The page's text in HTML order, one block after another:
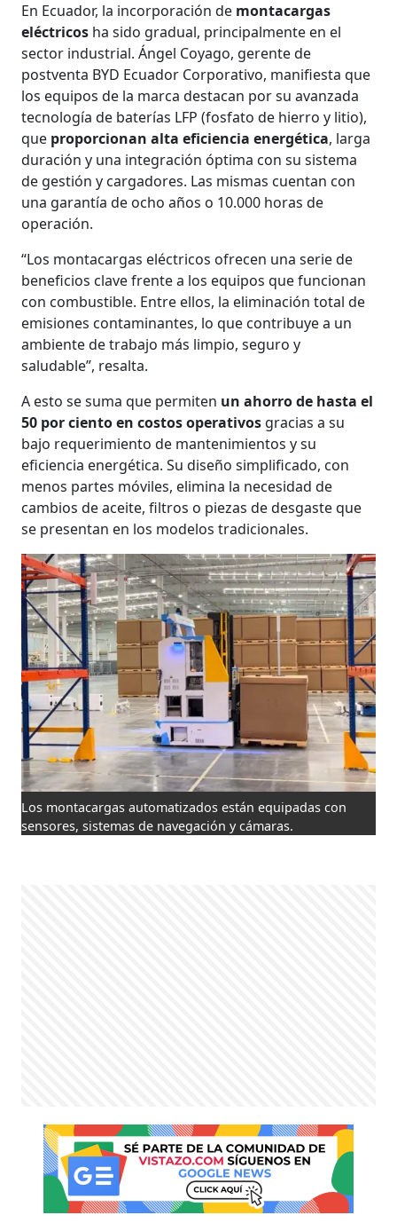
En Ecuador, la incorporación de montacargas
eléctricos ha sido gradual, principalmente en el
sector industrial. Ángel Coyago, gerente de
postventa BYD Ecuador Corporativo, manifiesta que
los equipos de la marca destacan por su avanzada
tecnología de baterías LFP (fosfato de hierro y litio),
que proporcionan alta eficiencia energética, larga
duración y una integración óptima con su sistema
de gestión y cargadores. Las mismas cuentan con
una garantía de ocho años o 10.000 horas de
operación.
“Los montacargas eléctricos ofrecen una serie de
beneficios clave frente a los equipos que funcionan
con combustible. Entre ellos, la eliminación total de
emisiones contaminantes, lo que contribuye a un
ambiente de trabajo más limpio, seguro y
saludable”, resalta.
A esto se suma que permiten un ahorro de hasta el
50 por ciento en costos operativos gracias a su
bajo requerimiento de mantenimientos y su
eficiencia energética. Su diseño simplificado, con
menos partes móviles, elimina la necesidad de
cambios de aceite, filtros o piezas de desgaste que
se presentan en los modelos tradicionales.
Los montacargas automatizados están equipadas con
sensores, sistemas de navegación y cámaras.